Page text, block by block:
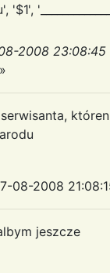
'$1',
2008 23:08:45
»
08-2008
jeszcze